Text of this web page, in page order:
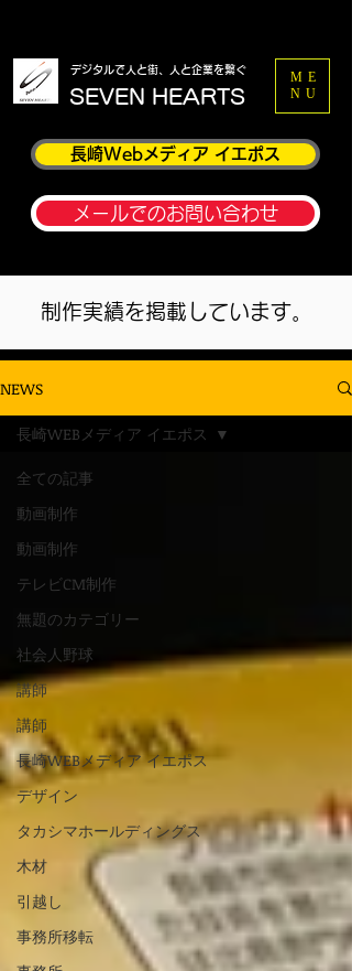
​デジタルで人と街、人と企業を繋ぐ
​SEVEN HEARTS
ME
NU
長崎Webメディア イエポス
メールでのお問い合わせ
制作実績を掲載しています。
NEWS
全ての記事
動画制作
動画制作
テレビCM制作
無題のカテゴリー
社会人野球
講師
講師
長崎WEBメディア イエポス
デザイン
タカシマホールディングス
木材
引越し
事務所移転
長崎WEBメディア イエポス